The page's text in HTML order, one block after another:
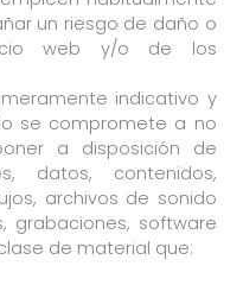
un riesgo de daño o
web y/o de los
indicativo y
se compromete a no
a disposición de
datos, contenidos,
archivos de sonido
grabaciones, software
de material que: